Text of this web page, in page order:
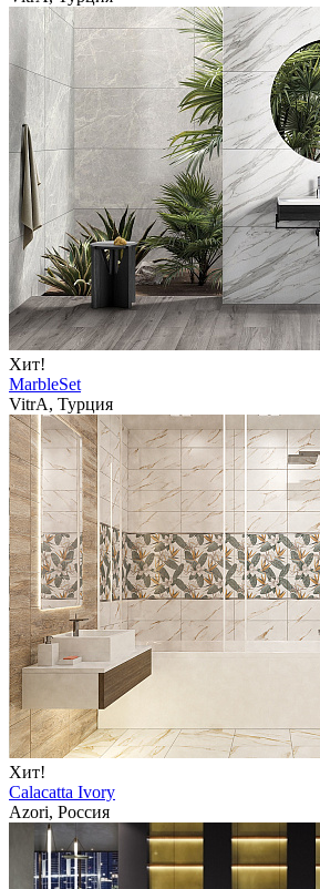
Хит!
MarbleSet
VitrA, Турция
Хит!
Calacatta Ivory
Azori, Россия